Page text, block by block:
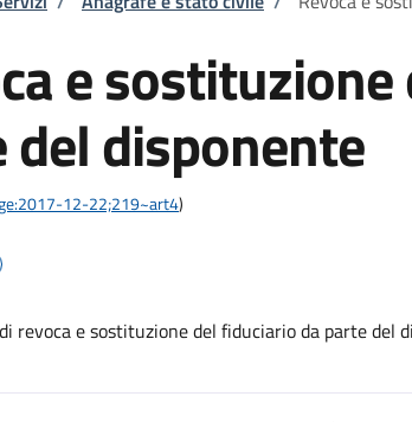
e
del disponente
12-22;219~art4)
revoca e sostituzione del fiduciario da parte del